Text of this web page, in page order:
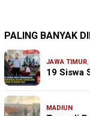
PALING BANYAK
JAWA TIMUR,
19 Siswa
MADIUN